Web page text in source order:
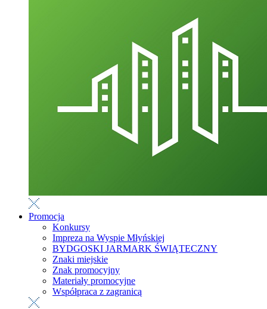
Promocja
Konkursy
Impreza na Wyspie Młyńskiej
BYDGOSKI JARMARK ŚWIĄTECZNY
Znaki miejskie
Znak promocyjny
Materiały promocyjne
Współpraca z zagranicą